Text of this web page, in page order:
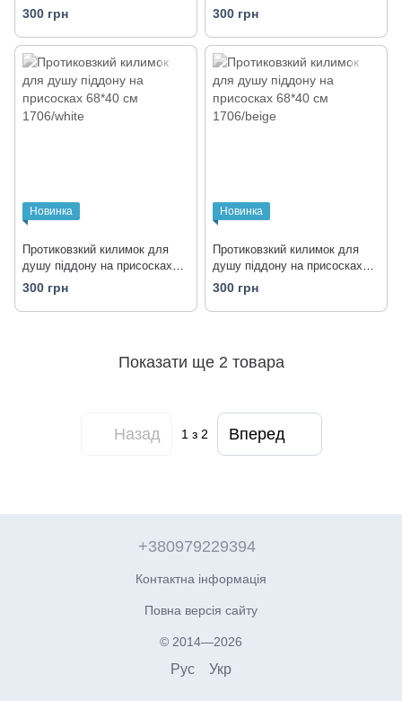
68x40 см 1706/black
300 грн
68*40 см 1706/brown
300 грн
Новинка
Протиковзкий килимок для
душу піддону на присосках
68*40 см 1706/white
300 грн
Новинка
Протиковзкий килимок для
душу піддону на присосках
68*40 см 1706/beige
300 грн
Показати ще 2 товара
Назад 1з 2 Вперед
+380979229394
Контактна інформація
Повна версія сайту
© 2014—2026
Рус Укр